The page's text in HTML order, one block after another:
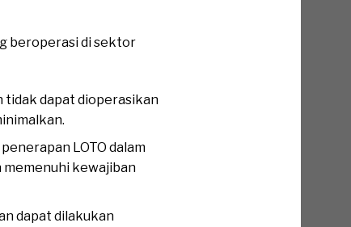
beroperasi di sektor
tidak dapat dioperasikan
LOTO dalam
memenuhi kewajiban
dapat dilakukan